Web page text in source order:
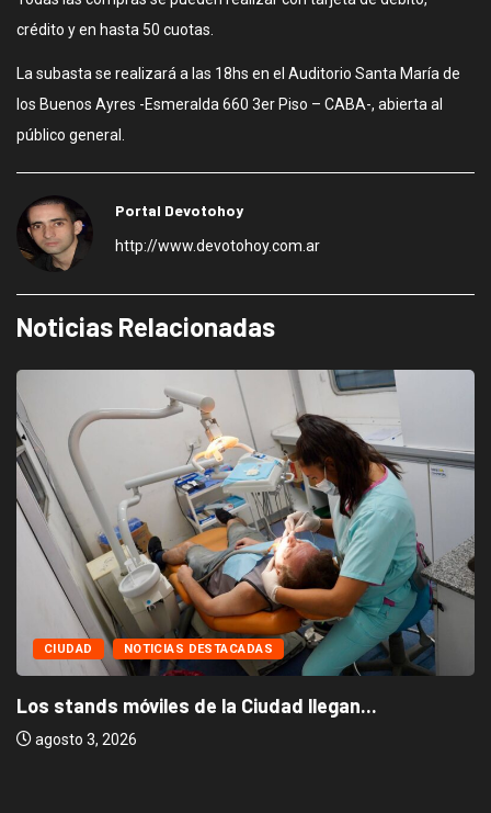
crédito y en hasta 50 cuotas.
La subasta se realizará a las 18hs en el Auditorio Santa María de
los Buenos Ayres -Esmeralda 660 3er Piso – CABA-, abierta al
público general.
Portal Devotohoy
http://www.devotohoy.com.ar
Noticias Relacionadas
CIUDAD NOTICIAS DESTACADAS
Los stands móviles de la Ciudad llegan...
agosto 3, 2026